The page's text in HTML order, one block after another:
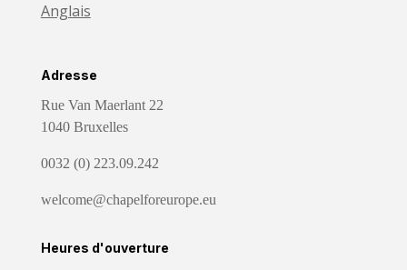
Anglais
Adresse
Rue Van Maerlant 22
1040 Bruxelles
0032 (0) 223.09.242
welcome@chapelforeurope.eu
Heures d'ouverture